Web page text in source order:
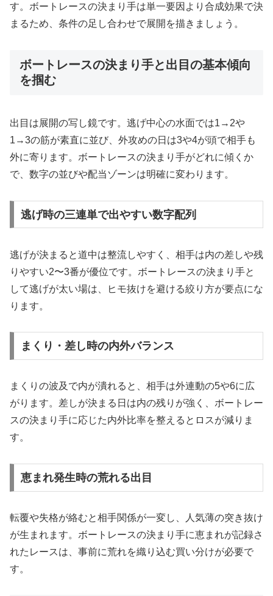
す。ボートレースの決まり手は単一要因より合成効果で決
まるため、条件の足し合わせで展開を描きましょう。
ボートレースの決まり手と出目の基本傾向
を掴む
出目は展開の写し鏡です。逃げ中心の水面では1→2や
1→3の筋が素直に並び、外攻めの日は3や4が頭で相手も
外に寄ります。ボートレースの決まり手がどれに傾くか
で、数字の並びや配当ゾーンは明確に変わります。
逃げ時の三連単で出やすい数字配列
逃げが決まると道中は整流しやすく、相手は内の差しや残
りやすい2〜3番が優位です。ボートレースの決まり手と
して逃げが太い場は、ヒモ抜けを避ける絞り方が要点にな
ります。
まくり・差し時の内外バランス
まくりの波及で内が潰れると、相手は外連動の5や6に広
がります。差しが決まる日は内の残りが強く、ボートレー
スの決まり手に応じた内外比率を整えるとロスが減りま
す。
恵まれ発生時の荒れる出目
転覆や失格が絡むと相手関係が一変し、人気薄の突き抜け
が生まれます。ボートレースの決まり手に恵まれが記録さ
れたレースは、事前に荒れを織り込む買い分けが必要で
す。